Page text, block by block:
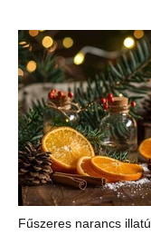
Fűszeres narancs illatú